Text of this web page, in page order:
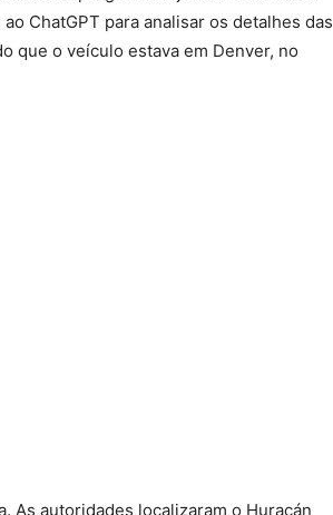
ChatGPT para analisar os detalhes das
que o veículo estava em Denver, no
As autoridades localizaram o Huracán